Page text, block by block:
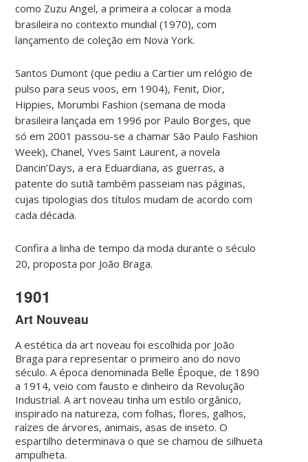
como Zuzu Angel, a primeira a colocar a moda
brasileira no contexto mundial (1970), com
lançamento de coleção em Nova York.
Santos Dumont (que pediu a Cartier um relógio de
pulso para seus voos, em 1904), Fenit, Dior,
Hippies, Morumbi Fashion (semana de moda
brasileira lançada em 1996 por Paulo Borges, que
só em 2001 passou-se a chamar São Paulo Fashion
Week), Chanel, Yves Saint Laurent, a novela
Dancin’Days, a era Eduardiana, as guerras, a
patente do sutiã também passeiam nas páginas,
cujas tipologias dos títulos mudam de acordo com
cada década.
Confira a linha de tempo da moda durante o século
20, proposta por João Braga.
1901
Art Nouveau
A estética da art noveau foi escolhida por João
Braga para representar o primeiro ano do novo
século. A época denominada Belle Époque, de 1890
a 1914, veio com fausto e dinheiro da Revolução
Industrial. A art noveau tinha um estilo orgânico,
inspirado na natureza, com folhas, flores, galhos,
raízes de árvores, animais, asas de inseto. O
espartilho determinava o que se chamou de silhueta
ampulheta.